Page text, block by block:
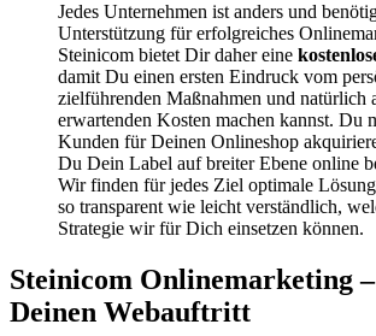
Jedes Unternehmen ist anders und
Unterstützung für erfolgreiches
Steinicom bietet Dir daher eine
damit Du einen ersten Eindruck vom
zielführenden Maßnahmen und natürlich
erwartenden Kosten machen kannst. Du
Kunden für Deinen Onlineshop
Du Dein Label auf breiter Ebene online
Wir finden für jedes Ziel optimale
so transparent wie leicht verständlich,
Strategie wir für Dich einsetzen können.
Steinicom Onlinemarketing
Deinen Webauftritt